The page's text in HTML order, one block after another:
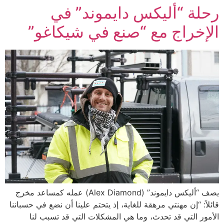
رحلة “أليكس دايموند” في
الإخراج مع “صنع في شيكاغو”
يصف “أليكس دايموند” (Alex Diamond) عمله كمساعد مخرج
قائلاً: “إن مهنتي مرهقة للغاية، إذ يتحتم علينا أن نضع في حسباننا
الأمور التي قد تحدث، وما هي المشكلات التي قد تسبب لنا